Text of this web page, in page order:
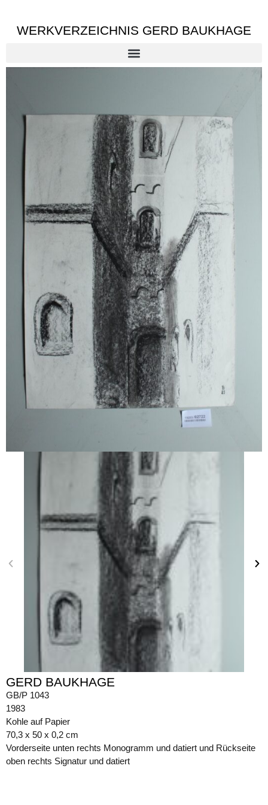
WERKVERZEICHNIS GERD BAUKHAGE
GERD BAUKHAGE
GB/P 1043
1983
Kohle auf Papier
70,3 x 50 x 0,2 cm
Vorderseite unten rechts Monogramm und datiert und Rückseite
oben rechts Signatur und datiert